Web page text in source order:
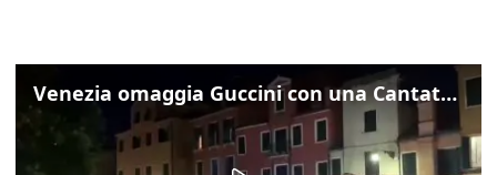
Venezia omaggia Guccini con una Cantata Anarchica in campo Santa Margherita